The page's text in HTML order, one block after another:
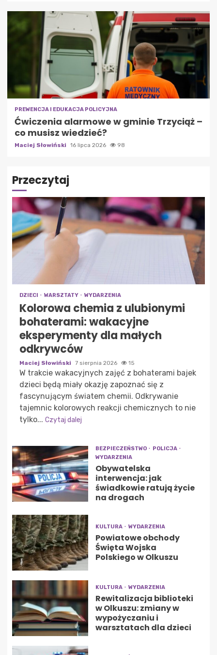
PREWENCJA I EDUKACJA POLICYJNA
Ćwiczenia alarmowe w gminie Trzyciąż –
co musisz wiedzieć?
Maciej Słowiński 16 lipca 2026 98
Przeczytaj
DZIECI WARSZTATY WYDARZENIA
Kolorowa chemia z ulubionymi
bohaterami: wakacyjne
eksperymenty dla małych
odkrywców
Maciej Słowiński 7 sierpnia 2026 15
W trakcie wakacyjnych zajęć z bohaterami bajek
dzieci będą miały okazję zapoznać się z
fascynującym światem chemii. Odkrywanie
tajemnic kolorowych reakcji chemicznych to nie
tylko... Czytaj dalej
BEZPIECZEŃSTWO
POLICJA
WYDARZENIA
Obywatelska
interwencja: jak
świadkowie ratują życie
na drogach
KULTURA WYDARZENIA
Powiatowe obchody
Święta Wojska
Polskiego w Olkuszu
KULTURA WYDARZENIA
Rewitalizacja biblioteki
w Olkuszu: zmiany w
wypożyczaniu i
warsztatach dla dzieci